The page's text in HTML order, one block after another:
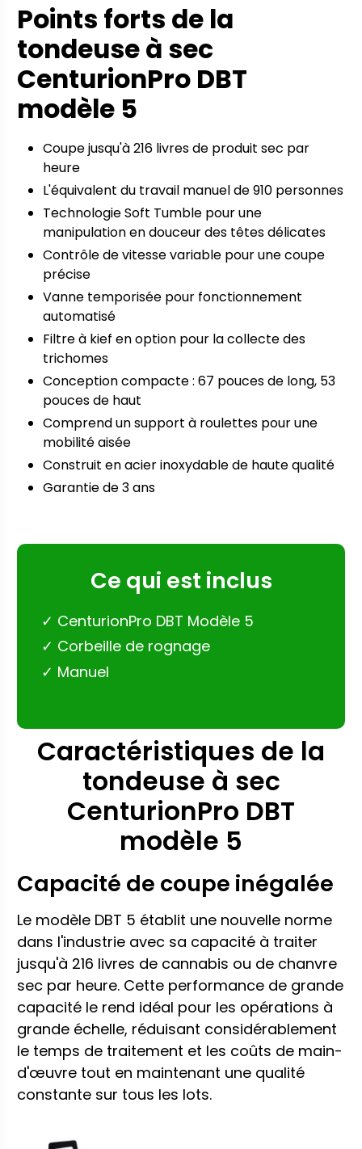
Points forts de la
tondeuse à sec
CenturionPro DBT
modèle 5
Coupe jusqu'à 216 livres de produit sec par
heure
L'équivalent du travail manuel de 910 personnes
Technologie Soft Tumble pour une
manipulation en douceur des têtes délicates
Contrôle de vitesse variable pour une coupe
précise
Vanne temporisée pour fonctionnement
automatisé
Filtre à kief en option pour la collecte des
trichomes
Conception compacte : 67 pouces de long, 53
pouces de haut
Comprend un support à roulettes pour une
mobilité aisée
Construit en acier inoxydable de haute qualité
Garantie de 3 ans
Ce qui est inclus
CenturionPro DBT Modèle 5
Corbeille de rognage
Manuel
Caractéristiques de la
tondeuse à sec
CenturionPro DBT
modèle 5
Capacité de coupe inégalée
Le modèle DBT 5 établit une nouvelle norme
dans l'industrie avec sa capacité à traiter
jusqu'à 216 livres de cannabis ou de chanvre
sec par heure. Cette performance de grande
capacité le rend idéal pour les opérations à
grande échelle, réduisant considérablement
le temps de traitement et les coûts de main-
d'œuvre tout en maintenant une qualité
constante sur tous les lots.